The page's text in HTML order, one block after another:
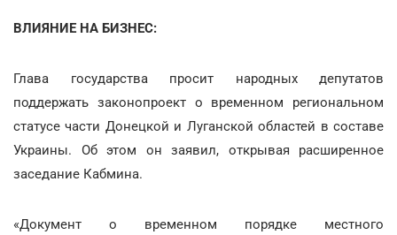
ВЛИЯНИЕ НА БИЗНЕС:
Глава государства просит народных депутатов
поддержать законопроект о временном региональном
статусе части Донецкой и Луганской областей в составе
Украины. Об этом он заявил, открывая расширенное
заседание Кабмина.
«Документ о временном порядке местного